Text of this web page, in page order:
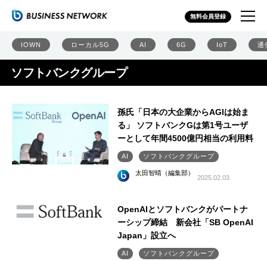
無料会員登録
IOWN ローカル5G AI 6G IoT 通
ソフトバンクグループ
孫氏「日本の大企業からAGIは始ま
る」 ソフトバンクGは第1号ユーザ
ーとして年間4500億円相当の利用料
AI ソフトバンクグループ
太田智晴（編集部）
2025.02.03
OpenAIとソフトバンクがパートナ
ーシップ締結 新会社「SB OpenAI
Japan」設立へ
AI ソフトバンクグループ